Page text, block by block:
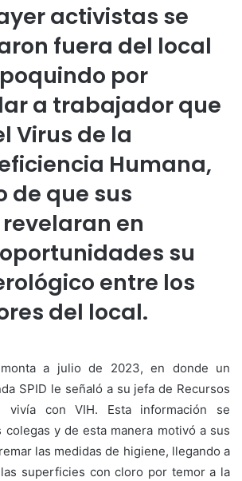
activistas se
fuera del local
por
a trabajador que
Virus de la
Humana,
de que sus
en
su
entre los
del local.
a julio de 2023, en donde un
SPID le señaló a su jefa de Recursos
vivía con VIH. Esta información se
y de esta manera motivó a sus
las medidas de higiene, llegando a
superficies con cloro por temor a la